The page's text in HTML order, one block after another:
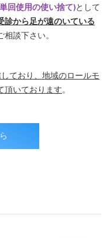
回使用の使い捨て)として
診から足が遠のいている
相談下さい。
ており、地域のロールモ
頂いております。